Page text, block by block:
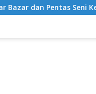
Pentas Seni Ke-3,